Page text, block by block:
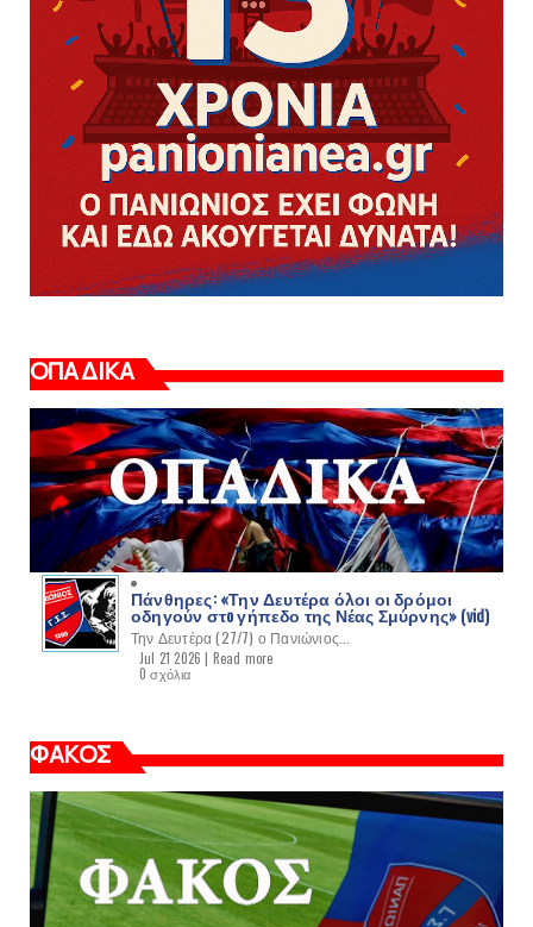
ΟΠΑΔΙΚΑ
Πάνθηρες: «Την Δευτέρα όλοι οι δρόμοι
οδηγούν στo γήπεδο της Νέας Σμύρνης» (vid)
Την Δευτέρα (27/7) ο Πανιώνιος...
Jul 21 2026 | Read more
0 σχόλια
ΦΑΚΟΣ